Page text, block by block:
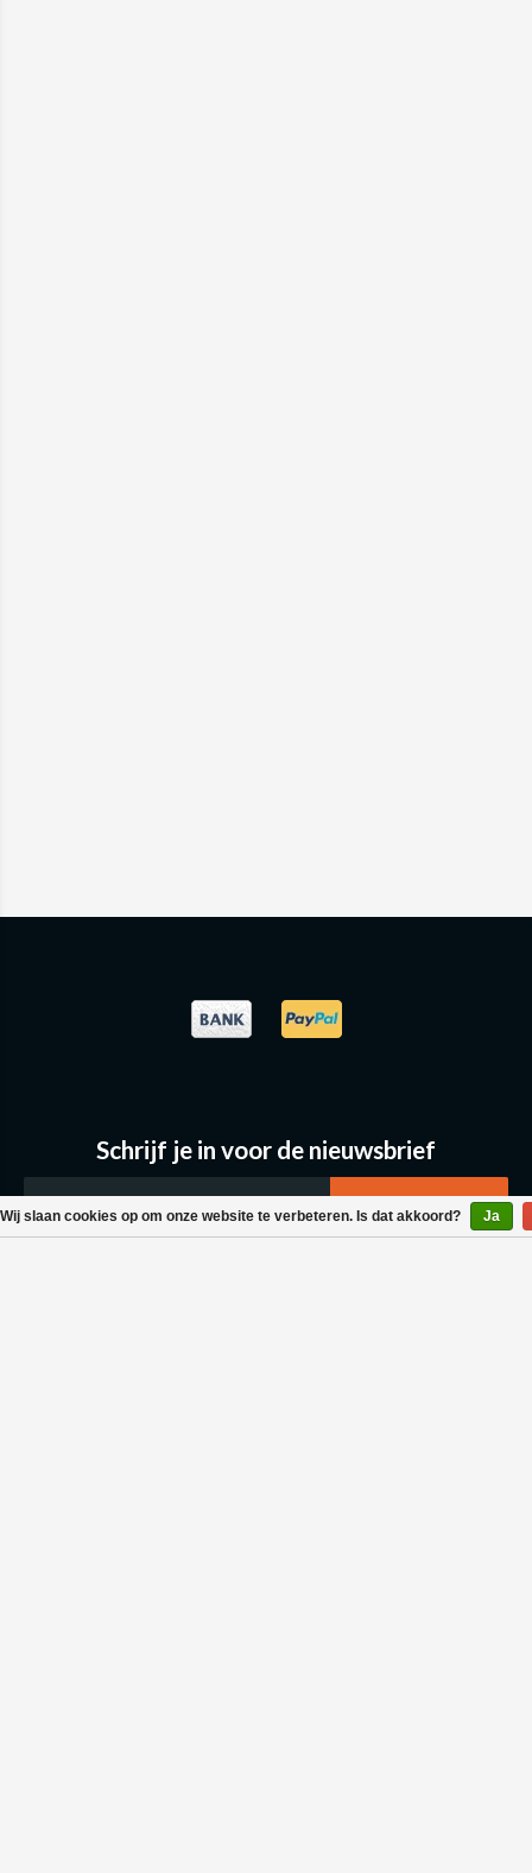
Wij slaan cookies op om onze website te verbeteren. Is dat akkoord? Ja
Schrijf je in voor de nieuwsbrief